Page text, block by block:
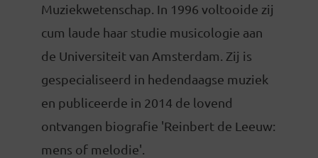
Muziekwetenschap. In 1996 voltooide zij
cum laude haar studie musicologie aan
de Universiteit van Amsterdam. Zij is
gespecialiseerd in hedendaagse muziek
en publiceerde in 2014 de lovend
ontvangen biografie 'Reinbert de Leeuw:
mens of melodie'.